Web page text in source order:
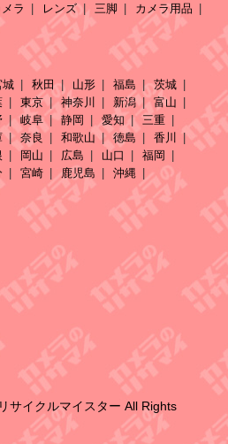
ラ レンズ 三脚 カメラ用品
城 秋田 山形 福島
茨城
東京 神奈川 新潟
富山
岐阜 静岡 愛知
三重
奈良 和歌山 徳島
香川
岡山 広島 山口
福岡
宮崎 鹿児島 沖縄
サイクルマイスター All Rights